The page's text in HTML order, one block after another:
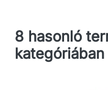
8 hasonló
kategóriában